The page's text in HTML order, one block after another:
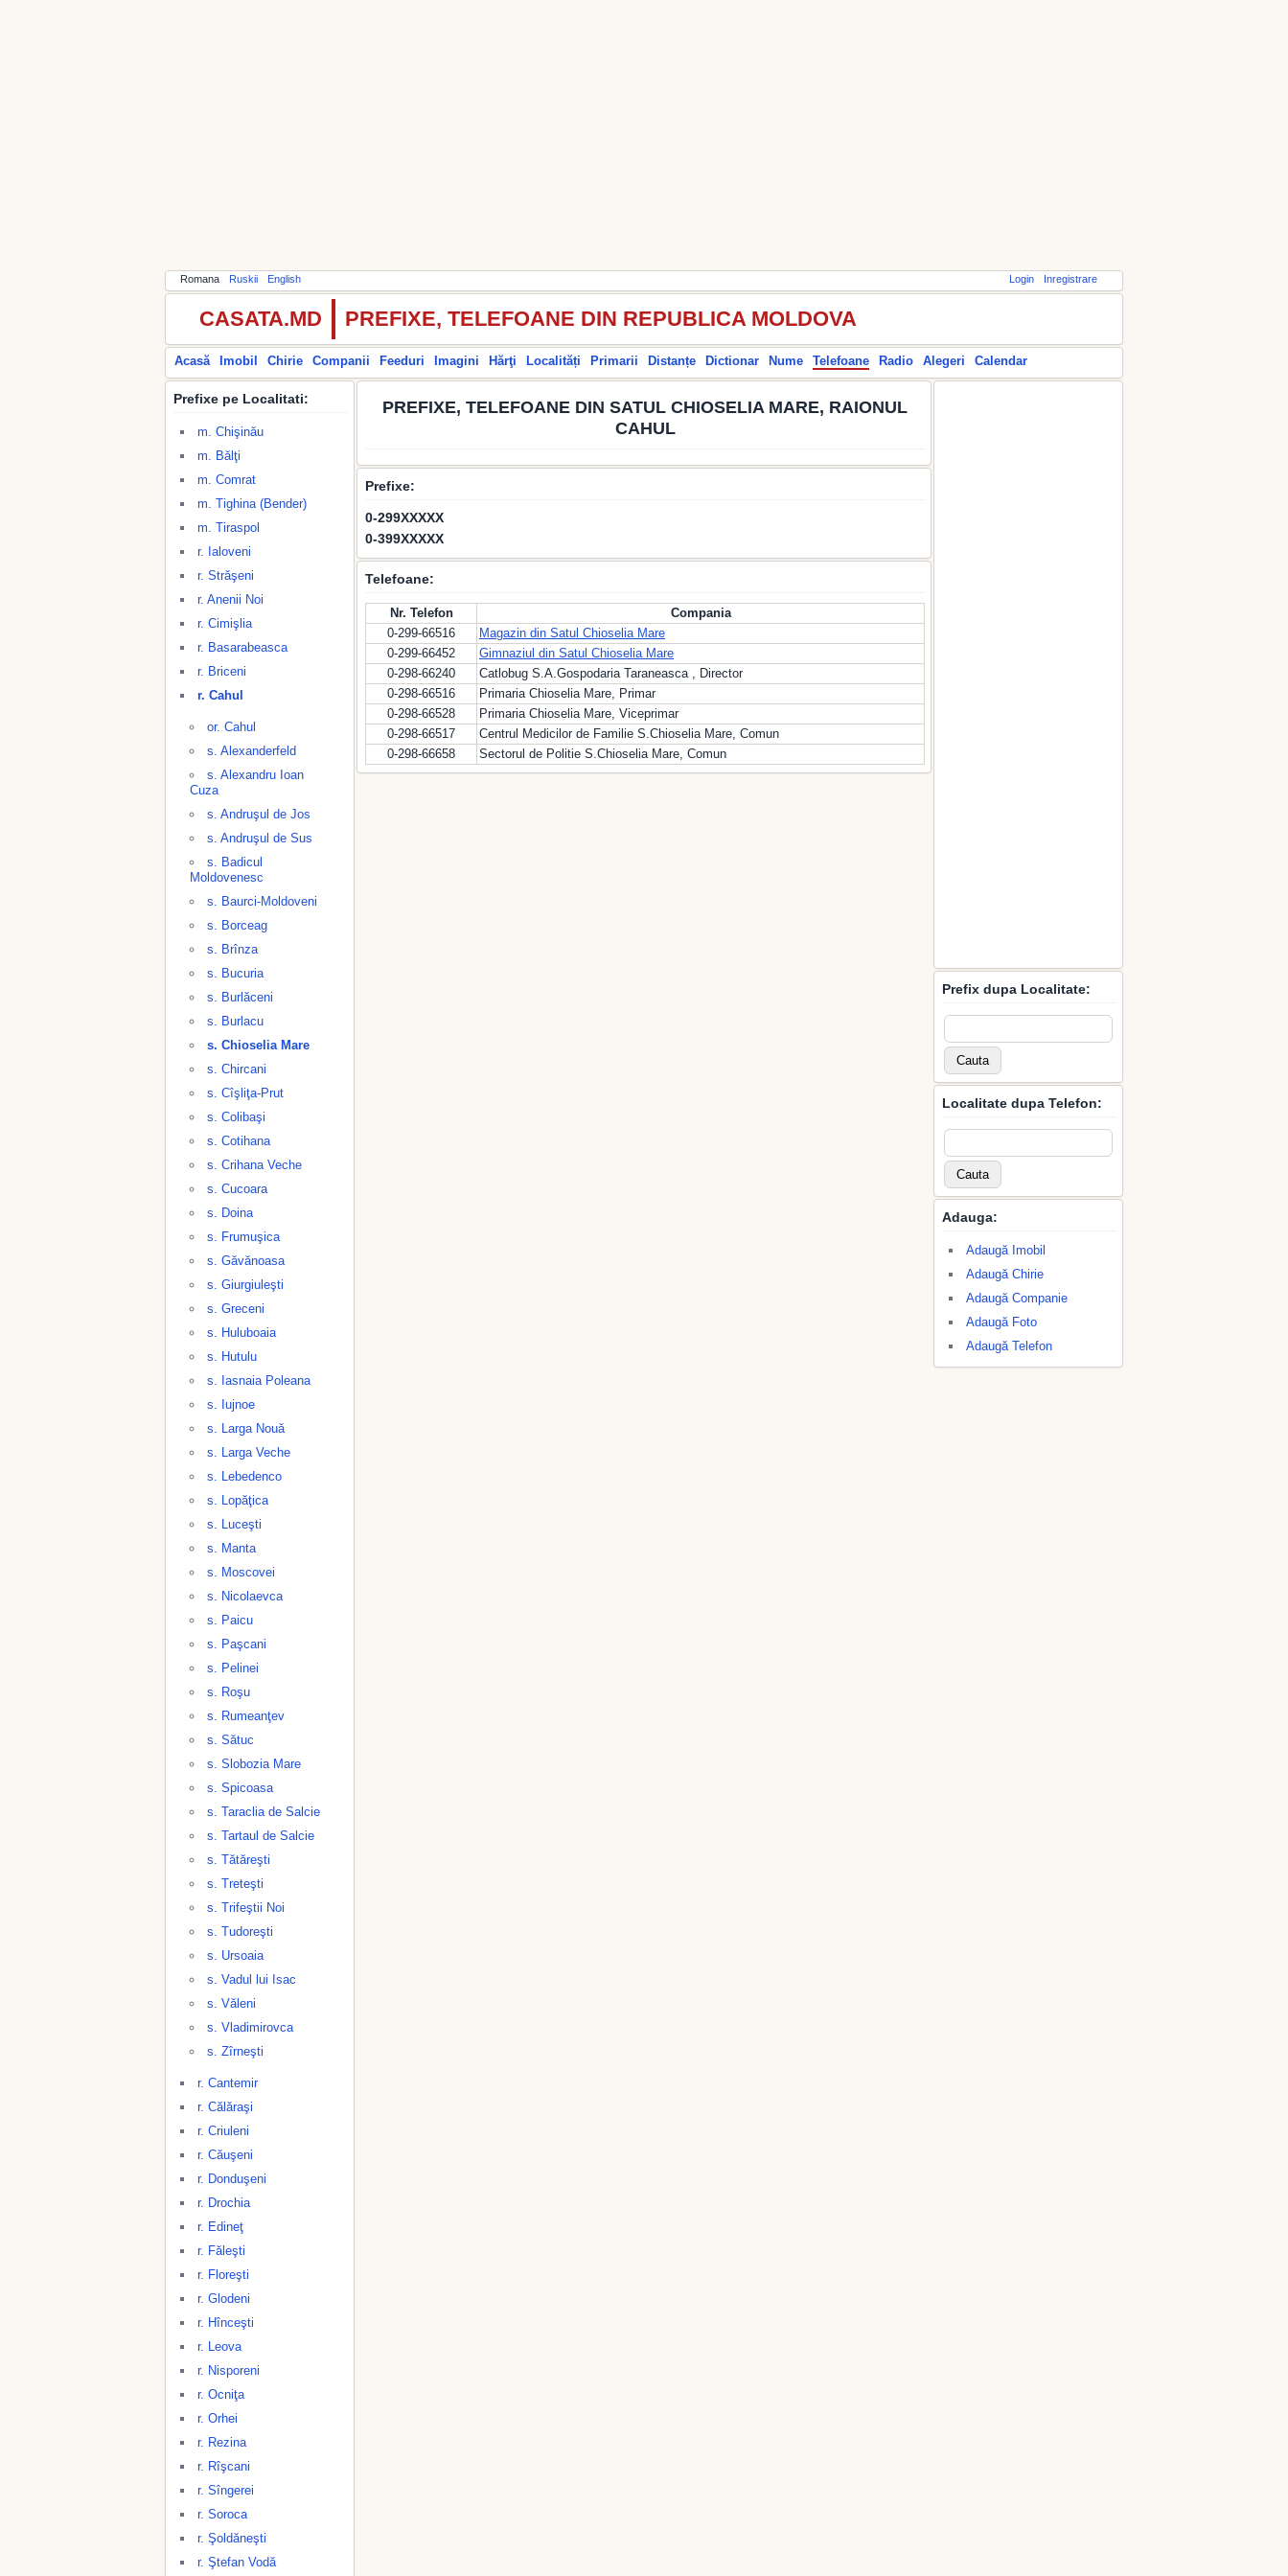
Romana Ruskii English Login Inregistrare
CASATA.MD PREFIXE, TELEFOANE DIN REPUBLICA MOLDOVA
Acasă Imobil Chirie Companii Feeduri Imagini Hărţi Localități Primarii Distanțe Dictionar Nume Telefoane Radio Alegeri Calendar
Prefixe pe Localitati:
m. Chişinău
m. Bălţi
m. Comrat
m. Tighina (Bender)
m. Tiraspol
r. Ialoveni
r. Străşeni
r. Anenii Noi
r. Cimişlia
r. Basarabeasca
r. Briceni
r. Cahul
or. Cahul
s. Alexanderfeld
s. Alexandru Ioan
Cuza
s. Andruşul de Jos
s. Andruşul de Sus
s. Badicul
Moldovenesc
s. Baurci-Moldoveni
s. Borceag
s. Brînza
s. Bucuria
s. Burlăceni
s. Burlacu
s. Chioselia Mare
s. Chircani
s. Cîşliţa-Prut
s. Colibaşi
s. Cotihana
s. Crihana Veche
s. Cucoara
s. Doina
s. Frumuşica
s. Găvănoasa
s. Giurgiuleşti
s. Greceni
s. Huluboaia
s. Hutulu
s. Iasnaia Poleana
s. Iujnoe
s. Larga Nouă
s. Larga Veche
s. Lebedenco
s. Lopăţica
s. Luceşti
s. Manta
s. Moscovei
s. Nicolaevca
s. Paicu
s. Paşcani
s. Pelinei
s. Roşu
s. Rumeanţev
s. Sătuc
s. Slobozia Mare
s. Spicoasa
s. Taraclia de Salcie
s. Tartaul de Salcie
s. Tătăreşti
s. Treteşti
s. Trifeştii Noi
s. Tudoreşti
s. Ursoaia
s. Vadul lui Isac
s. Văleni
s. Vladimirovca
s. Zîrneşti
r. Cantemir
r. Călăraşi
r. Criuleni
r. Căuşeni
r. Donduşeni
r. Drochia
r. Edineţ
r. Făleşti
r. Floreşti
r. Glodeni
r. Hînceşti
r. Leova
r. Nisporeni
r. Ocniţa
r. Orhei
r. Rezina
r. Rîşcani
r. Sîngerei
r. Soroca
r. Şoldăneşti
r. Ştefan Vodă
PREFIXE, TELEFOANE DIN SATUL CHIOSELIA MARE, RAIONUL
CAHUL
Prefixe:
0-299XXXXX
0-399XXXXX
Telefoane:
Nr. Telefon
Compania
0-299-66516
Magazin din Satul Chioselia Mare
0-299-66452
Gimnaziul din Satul Chioselia Mare
0-298-66240
Catlobug S.A.Gospodaria Taraneasca , Director
0-298-66516
Primaria Chioselia Mare, Primar
0-298-66528
Primaria Chioselia Mare, Viceprimar
0-298-66517
Centrul Medicilor de Familie S.Chioselia Mare, Comun
0-298-66658
Sectorul de Politie S.Chioselia Mare, Comun
Prefix dupa Localitate:
Localitate dupa Telefon:
Adauga:
Adaugă Imobil
Adaugă Chirie
Adaugă Companie
Adaugă Foto
Adaugă Telefon